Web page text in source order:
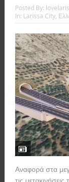
Posted By:
In: Larissa City,
Αναφορά στα